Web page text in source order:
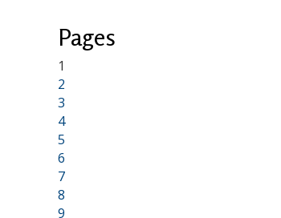
Pages
1
2
3
4
5
6
7
8
9